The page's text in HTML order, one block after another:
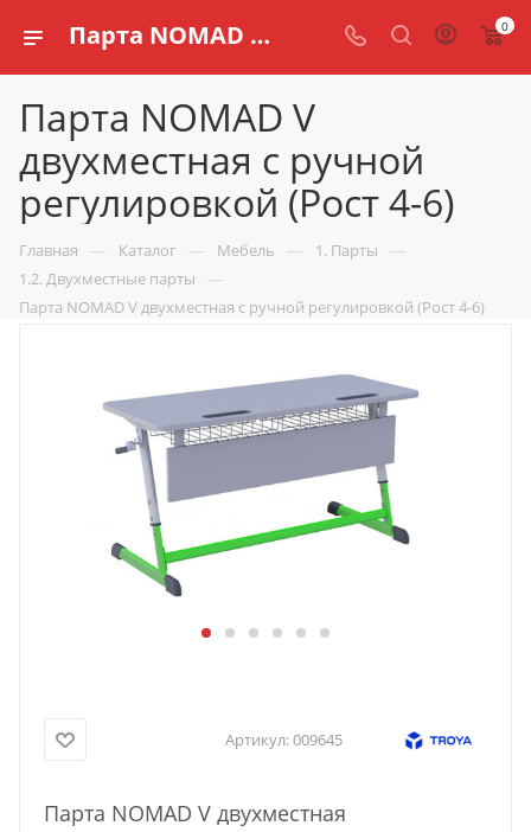
Парта NOMAD V двухместная с ручной регулировкой (Рост 4-6) купить по доступной цене в интернет магазине schools.ru 0
Парта NOMAD V
двухместная с ручной
регулировкой (Рост 4-6)
Главная — Каталог — Мебель — 1. Парты —
1.2. Двухместные парты —
Парта NOMAD V двухместная с ручной регулировкой (Рост 4-6)
Артикул:009645
Парта NOMAD V двухместная